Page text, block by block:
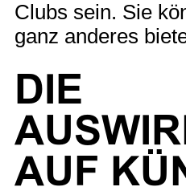
Clubs sein. Sie
ganz anderes
DIE
AUF